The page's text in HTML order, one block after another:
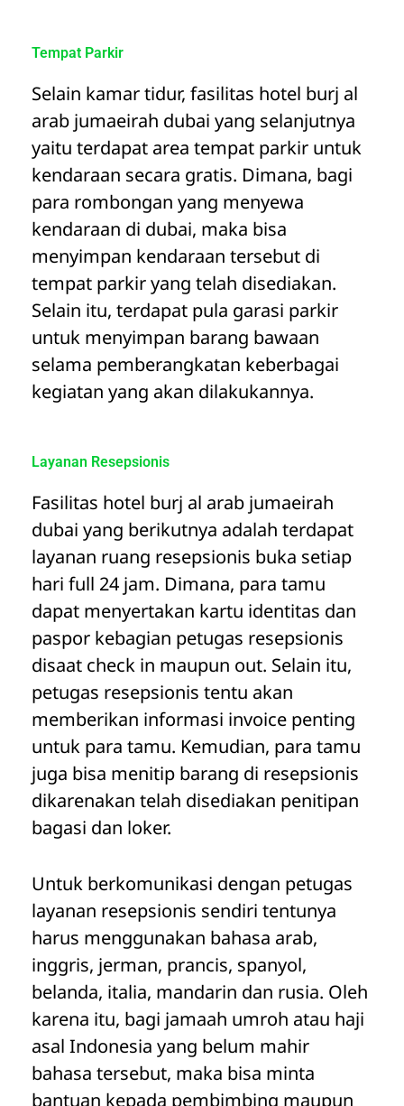
Tempat Parkir
Selain kamar tidur, fasilitas hotel burj al
arab jumaeirah dubai yang selanjutnya
yaitu terdapat area tempat parkir untuk
kendaraan secara gratis. Dimana, bagi
para rombongan yang menyewa
kendaraan di dubai, maka bisa
menyimpan kendaraan tersebut di
tempat parkir yang telah disediakan.
Selain itu, terdapat pula garasi parkir
untuk menyimpan barang bawaan
selama pemberangkatan keberbagai
kegiatan yang akan dilakukannya.
Layanan Resepsionis
Fasilitas hotel burj al arab jumaeirah
dubai yang berikutnya adalah terdapat
layanan ruang resepsionis buka setiap
hari full 24 jam. Dimana, para tamu
dapat menyertakan kartu identitas dan
paspor kebagian petugas resepsionis
disaat check in maupun out. Selain itu,
petugas resepsionis tentu akan
memberikan informasi invoice penting
untuk para tamu. Kemudian, para tamu
juga bisa menitip barang di resepsionis
dikarenakan telah disediakan penitipan
bagasi dan loker.
Untuk berkomunikasi dengan petugas
layanan resepsionis sendiri tentunya
harus menggunakan bahasa arab,
inggris, jerman, prancis, spanyol,
belanda, italia, mandarin dan rusia. Oleh
karena itu, bagi jamaah umroh atau haji
asal Indonesia yang belum mahir
bahasa tersebut, maka bisa minta
bantuan kepada pembimbing maupun